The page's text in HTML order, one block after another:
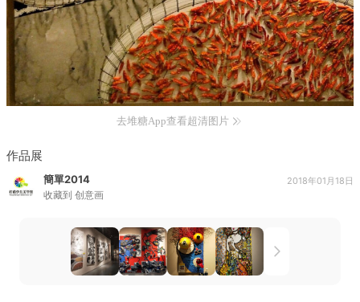
去堆糖App查看超清图片
作品展
簡單2014
收藏到 创意画
2018年01月18日